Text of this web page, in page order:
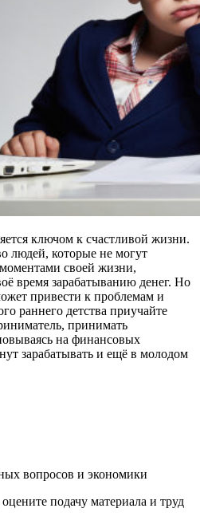
ключом к счастливой жизни.
людей, которые не могут
своей жизни,
время зарабатыванию денег. Но
привести к проблемам и
раннего детства приучайте
принимать
на финансовых
зарабатывать и ещё в молодом
вопросов и экономики
подачу материала и труд